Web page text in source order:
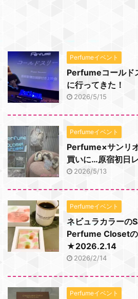
Perfumeイベント
Perfumeコールド
に行ってきた！
2026/5/15
Perfumeイベント
Perfume×サンリ
買いに…原宿初日
2026/5/13
Perfumeイベント
ネビュラカラーの
Perfume Closetの
★2026.2.14
2026/2/14
Perfumeイベント